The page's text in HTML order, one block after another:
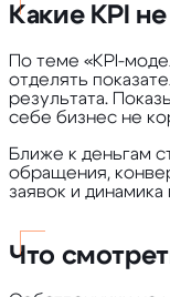
Какие KPI
По теме «KPI-
отделять
результата.
себе бизнес не
Ближе к деньгам
обращения,
заявок и
Что